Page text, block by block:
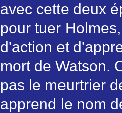
avec cette deux
pour tuer
d'action et
mort de Watson.
pas le meurtrier
apprend le nom